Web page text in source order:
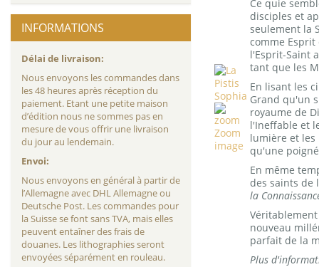
INFORMATIONS
Délai de livraison:
Nous envoyons les commandes dans
les 48 heures après réception du
paiement. Etant une petite maison
d’édition nous ne sommes pas en
mesure de vous offrir une livraison
du jour au lendemain.
Envoi:
Nous envoyons en général à partir de
l’Allemagne avec DHL Allemagne ou
Deutsche Post. Les commandes pour
la Suisse se font sans TVA, mais elles
peuvent entaîner des frais de
douanes. Les lithographies seront
envoyées séparément en rouleau.
Zoom
image
Ce quie
disciples et
seulement la
comme
l'Esprit-Saint
tant que les
En lisant les
Grand qu'un
royaume de
l'Ineffable et
lumière et les
qu'une
En même
des saints de
la
nouveau
parfait de la
Plus